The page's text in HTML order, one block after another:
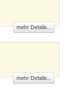
mehr Details...
mehr Details...